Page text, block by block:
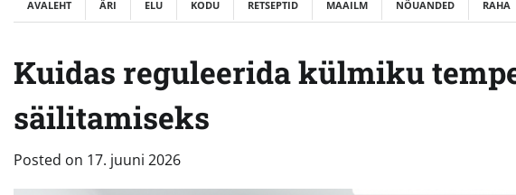
AVALEHT ÄRI ELU KODU RETSEPTID MAAILM NÕUANDED RAHA
Kuidas reguleerida külmiku
säilitamiseks
Posted on 17. juuni 2026